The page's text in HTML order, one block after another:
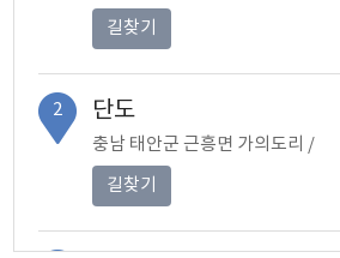
길찾기
2 단도
충남 태안군 근흥면 가의도리 /
길찾기